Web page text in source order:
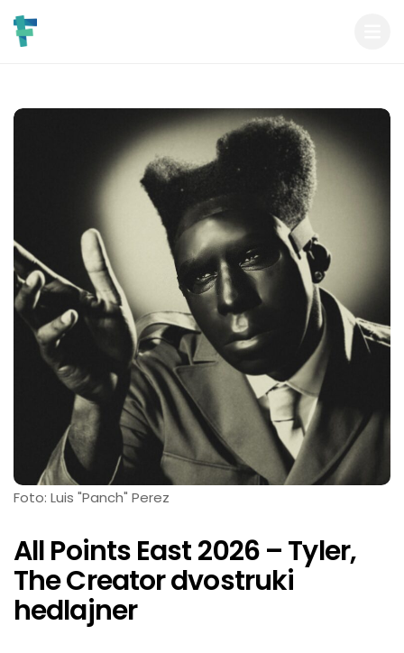
Foto: Luis "Panch" Perez
All Points East 2026 – Tyler,
The Creator dvostruki
hedlajner